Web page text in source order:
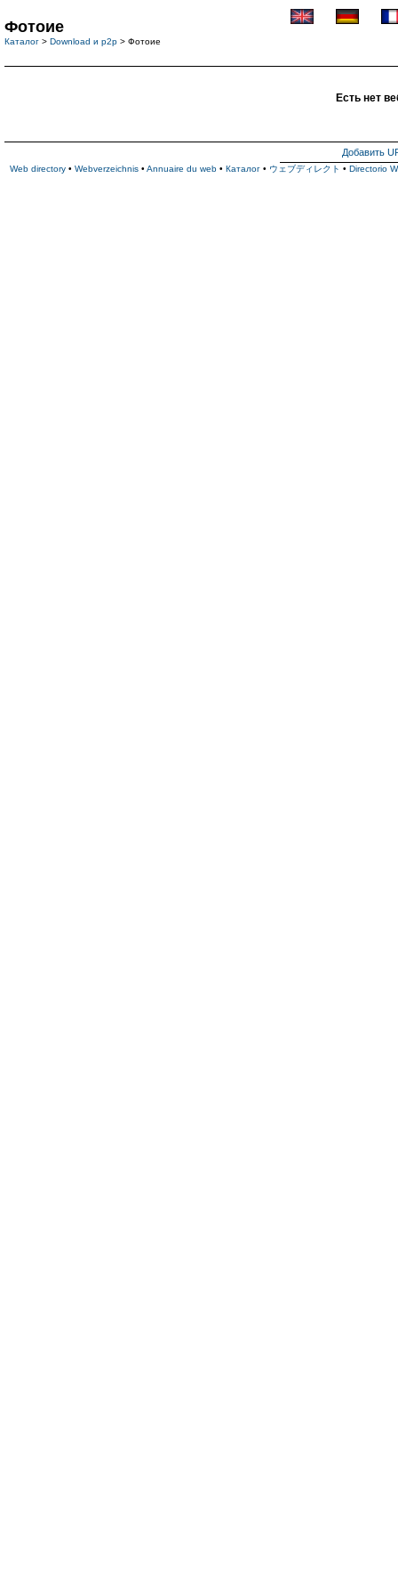
Фотоие
Каталог > Download и p2p > Фотоие
Есть нет
Добавить
Web directory • Webverzeichnis • Annuaire du web • Каталог • ウェブディレクト • Directorio